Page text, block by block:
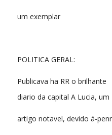
um exemplar
POLITICA GERAL:
Publicava ha RR o brilhante
diario da capital A Lucia, um
artigo notavel, devido á-